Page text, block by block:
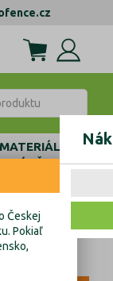
ZÁVĚSY
Českej
Pokiaľ